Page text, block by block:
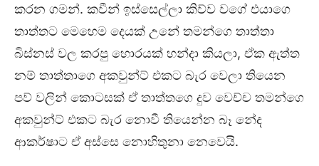
කරන ගමන්. කවීන් ඉස්සෙල්ලා කිව්ව වගේ එයාගෙ
තාත්තට මෙහෙම දෙයක් උනේ තමන්ගෙ තාත්තා
බිස්නස් වල කරපු හොරයක් හන්දා කියලා, ඒක ඇත්ත
නම් තාත්තාගෙ අකවුන්ට් එකට බැර වෙලා තියෙන
පව් වලින් කොටසක් ඒ තාත්තගෙ දුව වෙච්ච තමන්ගෙ
අකවුන්ට් එකට බැර නොවී තියෙන්න බෑ නේද
ආකර්ෂාට ඒ අස්සෙ නොහිතුනා නෙවෙයි.